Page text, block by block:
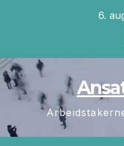
6.